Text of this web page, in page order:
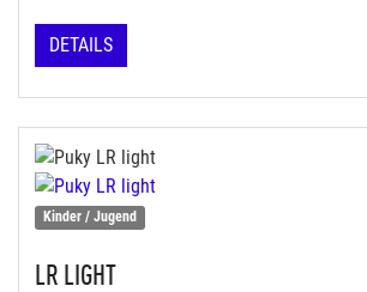
DETAILS
Kinder / Jugend
LR LIGHT